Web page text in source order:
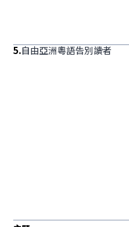
5.自由亞洲粵語告別讀者